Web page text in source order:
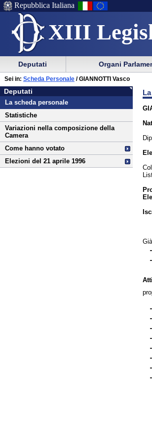
XIII
Menu
di
ausilio
alla
navigazione
Menu
di
navigazione
principale
Repubblica Italiana
Menu
di
navigazione
principale
menu
di
sezione
Deputati Organi
Deputati
Vai
al
contenuto
Deputati
La scheda personale
Statistiche
Variazioni nella composizione della
Camera
Come hanno votato
Elezioni del 21 aprile 1996
Sei in: Scheda Personale / GIANNOTTI Vasco